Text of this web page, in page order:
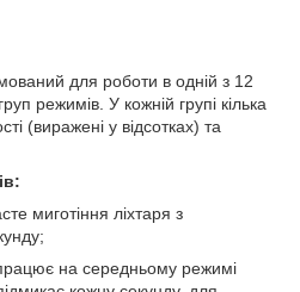
для роботи в одній з 12
режимів. У кожній групі кілька
(виражені у відсотках) та
миготіння ліхтаря з
на середньому режимі